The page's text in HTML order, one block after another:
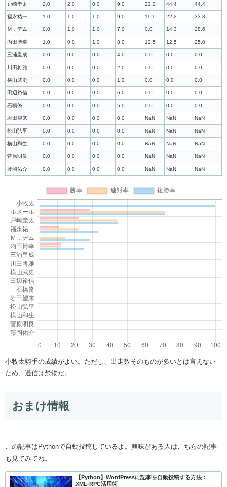
戸崎圭太 2.0 2.0 0.0 9.0 22.2 44.4 44.4
福永祐一 1.0 1.0 1.0 9.0 11.1 22.2 33.3
Ｍ．デム 0.0 1.0 1.0 7.0 0.0 14.3 28.6
内田博幸 1.0 0.0 1.0 8.0 12.5 12.5 25.0
三浦皇成 0.0 0.0 0.0 4.0 0.0 0.0 0.0
川田将雅 0.0 0.0 0.0 2.0 0.0 0.0 0.0
横山武史 0.0 0.0 0.0 1.0 0.0 0.0 0.0
田辺裕信 0.0 0.0 0.0 6.0 0.0 0.0 0.0
石橋脩 0.0 0.0 0.0 5.0 0.0 0.0 0.0
岩田望来 0.0 0.0 0.0 0.0 NaN NaN NaN
松山弘平 0.0 0.0 0.0 0.0 NaN NaN NaN
横山和生 0.0 0.0 0.0 0.0 NaN NaN NaN
菅原明良 0.0 0.0 0.0 0.0 NaN NaN NaN
藤岡佑介 0.0 0.0 0.0 0.0 NaN NaN NaN
小牧太騎手の成績がよい。ただし、出走数そのものが多いとは言えない
ため、過信は禁物だ。
おまけ情報
この記事はPythonで自動投稿しているよ。興味がある人はこちらの記事
も見てみてね。
【Python】WordPressに記事を自動投稿する方法：
XML-RPC活用術